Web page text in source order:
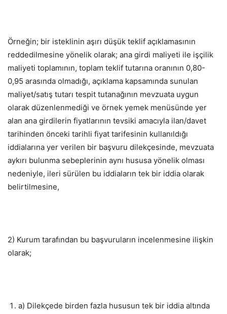
Örneğin; bir isteklinin aşırı düşük teklif açıklamasının
reddedilmesine yönelik olarak; ana girdi maliyeti ile işçilik
maliyeti toplamının, toplam teklif tutarına oranının 0,80-
0,95 arasında olmadığı, açıklama kapsamında sunulan
maliyet/satış tutarı tespit tutanağının mevzuata uygun
olarak düzenlenmediği ve örnek yemek menüsünde yer
alan ana girdilerin fiyatlarının tevsiki amacıyla ilan/davet
tarihinden önceki tarihli fiyat tarifesinin kullanıldığı
iddialarına yer verilen bir başvuru dilekçesinde, mevzuata
aykırı bulunma sebeplerinin aynı hususa yönelik olması
nedeniyle, ileri sürülen bu iddiaların tek bir iddia olarak
belirtilmesine,
2) Kurum tarafından bu başvuruların incelenmesine ilişkin
olarak;
a) Dilekçede birden fazla hususun tek bir iddia altında